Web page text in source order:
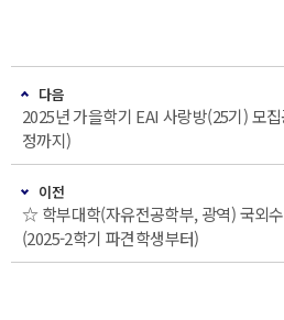
다음
2025년 가을학기 EAI 사랑방(25기) 모
정까지)
이전
☆ 학부대학(자유전공학부, 광역) 국외
(2025-2학기 파견학생부터)